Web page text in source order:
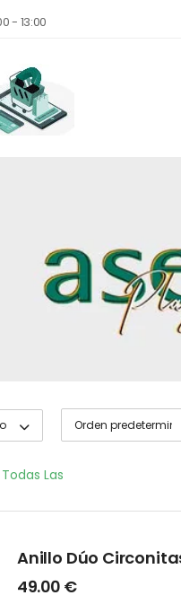
- 13:00
Las
49.00 €